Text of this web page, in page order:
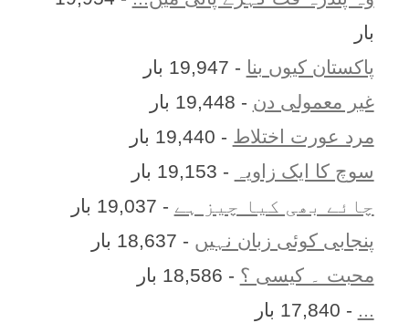
بار
پاکستان کیوں بنا - 19,947 بار
غیر معمولی دن - 19,448 بار
مرد عورت اختلاط - 19,440 بار
سوچ کا ایک زاویہ
- 19,153 بار
چائے بھی کیا چیز ہے - 19,037 بار
پنجابی کوئی زبان نہیں - 18,637 بار
محبت ۔ کیسی ؟ - 18,586 بار
... - 17,840 بار